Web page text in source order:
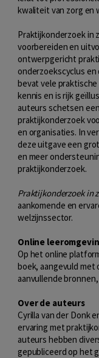
kwaliteit van zorg en
Praktijkonderzoek in
voorbereiden en
ontwerpgericht
onderzoekscyclus
bevat vele
kennis en is rijk
auteurs schetsen
praktijkonderzoek
en organisaties. In
deze uitgave een
en meer
praktijkonderzoek.
Praktijkonderzoek in
aankomende en
welzijnssector.
Online
Op het online
boek, aangevuld
aanvullende
Over de auteurs
Cyrilla van der Donk
ervaring met
auteurs hebben
gepubliceerd op het